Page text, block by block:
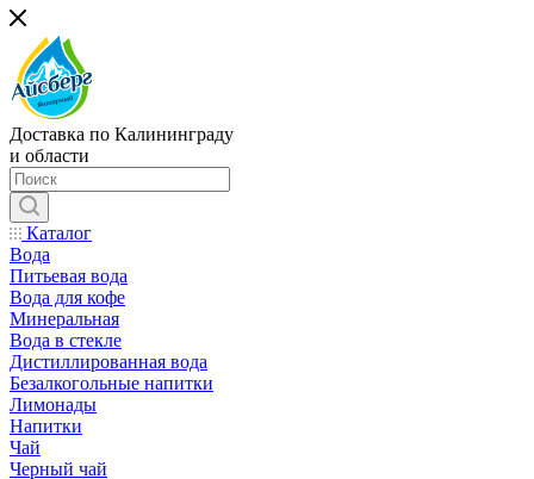
Доставка по Калининграду
и области
Каталог
Вода
Питьевая вода
Вода для кофе
Минеральная
Вода в стекле
Дистиллированная вода
Безалкогольные напитки
Лимонады
Напитки
Чай
Черный чай